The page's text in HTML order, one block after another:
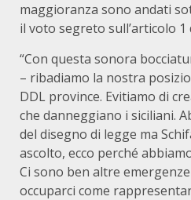
maggioranza sono andati
il voto segreto sull’articolo 1
“Con questa sonora
– ribadiamo la nostra
DDL province. Evitiamo di
che danneggiano i siciliani.
del disegno di legge ma
ascolto, ecco perché
Ci sono ben altre
occuparci come